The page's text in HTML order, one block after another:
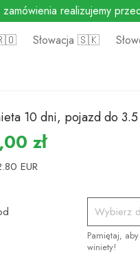
realizujemy
🇷🇴 Słowacja 🇸🇰
10 dni, pojazd do
zł
EUR
Pamiętaj,
winiety!